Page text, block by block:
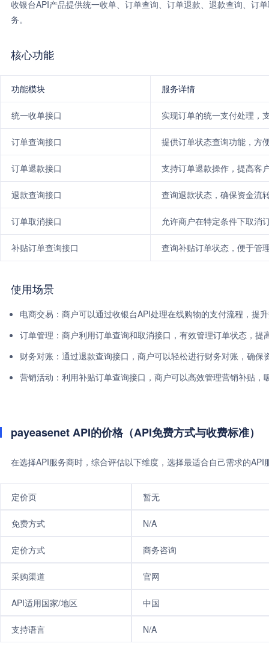
收银台API产品提供统一收单、订单查询、订单退款、退款查询、订
务。
核心功能
功能模块 服务详情
统一收单接口 实现订单的统一支付处理，
订单查询接口 提供订单状态查询功能，方
订单退款接口 支持订单退款操作，提高客
退款查询接口 查询退款状态，确保资金流
订单取消接口 允许商户在特定条件下取消
补贴订单查询接口 查询补贴订单状态，便于管
使用场景
电商交易：商户可以通过收银台API处理在线购物的支付流程，提
订单管理：商户利用订单查询和取消接口，有效管理订单状态，提
财务对账：通过退款查询接口，商户可以轻松进行财务对账，确保
营销活动：利用补贴订单查询接口，商户可以高效管理营销补贴，
payeasenet API的价格（API免费方式与收费标准）
在选择API服务商时，综合评估以下维度，选择最适合自己需求的
定价页 暂无
免费方式 N/A
定价方式 商务咨询
采购渠道 官网
API适用国家/地区 中国
支持语言 N/A